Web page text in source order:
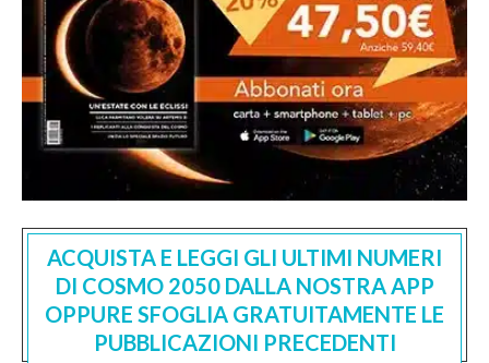
ACQUISTA E LEGGI GLI ULTIMI NUMERI
DI COSMO 2050 DALLA NOSTRA APP
OPPURE SFOGLIA GRATUITAMENTE LE
PUBBLICAZIONI PRECEDENTI